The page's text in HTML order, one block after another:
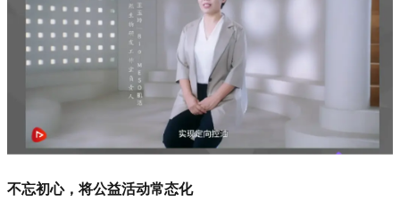
不忘初心，将公益活动常态化